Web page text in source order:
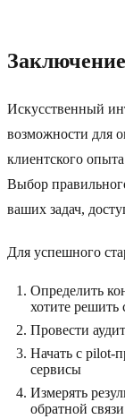
Искусственный
возможности для
клиентского
Выбор
ваших задач,
Для успешного
Определить
хотите
Провести
Начать с pilot-
сервисы
Измерять
обратной связи